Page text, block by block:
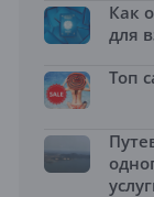
Как
для
Топ